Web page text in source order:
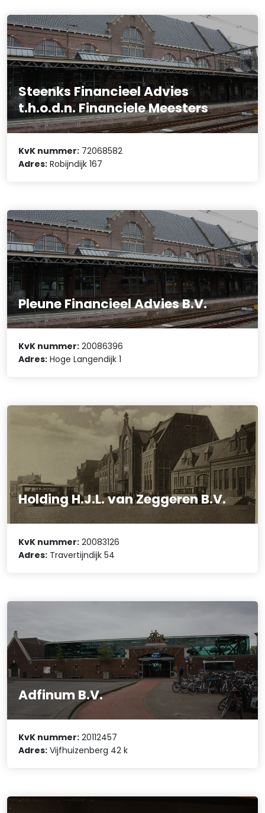
Steenks Financieel Advies
t.h.o.d.n. Financiele Meesters
KvK nummer: 72068582
Adres: Robijndijk 167
Pleune Financieel Advies B.V.
KvK nummer: 20086396
Adres: Hoge Langendijk 1
Holding H.J.L. van Zeggeren B.V.
KvK nummer: 20083126
Adres: Travertijndijk 54
Adfinum B.V.
KvK nummer: 20112457
Adres: Vijfhuizenberg 42 k